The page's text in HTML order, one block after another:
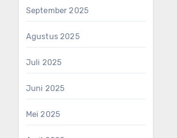
September 2025
Agustus 2025
Juli 2025
Juni 2025
Mei 2025